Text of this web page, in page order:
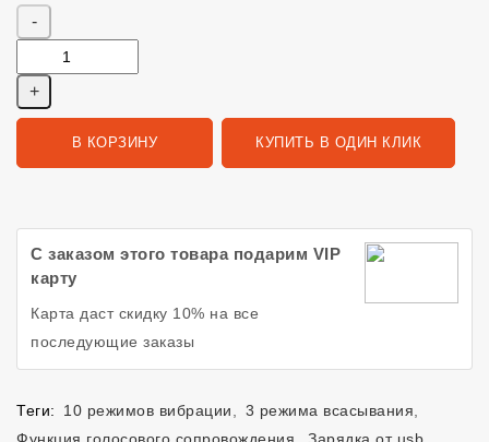
В КОРЗИНУ КУПИТЬ В ОДИН КЛИК
С заказом этого товара подарим VIP
карту
Карта даст скидку 10% на все
последующие заказы
Теги: 10 режимов вибрации 3 режима всасывания